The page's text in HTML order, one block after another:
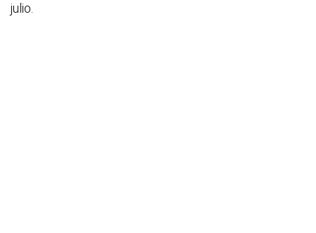
julio.